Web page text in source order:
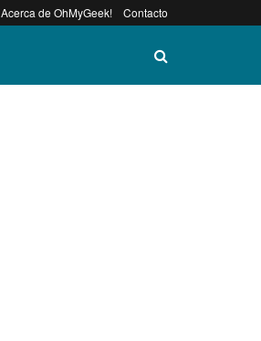
Acerca de OhMyGeek! Contacto